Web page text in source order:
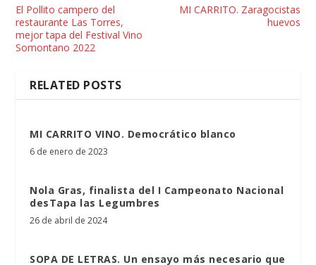
El Pollito campero del
restaurante Las Torres,
mejor tapa del Festival Vino
Somontano 2022
MI CARRITO. Zaragocistas
huevos
RELATED POSTS
MI CARRITO VINO. Democrático blanco
6 de enero de 2023
Nola Gras, finalista del I Campeonato Nacional
desTapa las Legumbres
26 de abril de 2024
SOPA DE LETRAS. Un ensayo más necesario que